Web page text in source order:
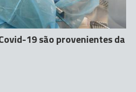
19 são provenientes da